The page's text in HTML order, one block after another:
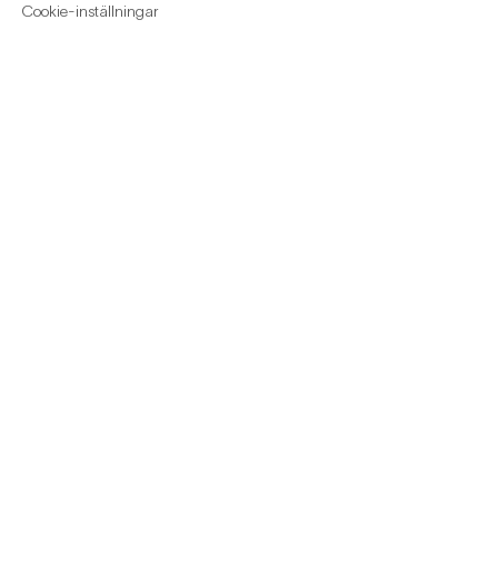
Cookie-inställningar